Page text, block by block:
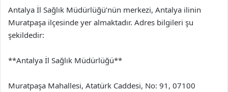
Antalya İl Sağlık Müdürlüğü’nün merkezi, Antalya ilinin
Muratpaşa ilçesinde yer almaktadır. Adres bilgileri şu
şekildedir:
**Antalya İl Sağlık Müdürlüğü**
Muratpaşa Mahallesi, Atatürk Caddesi, No: 91, 07100